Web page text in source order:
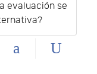
evaluación se